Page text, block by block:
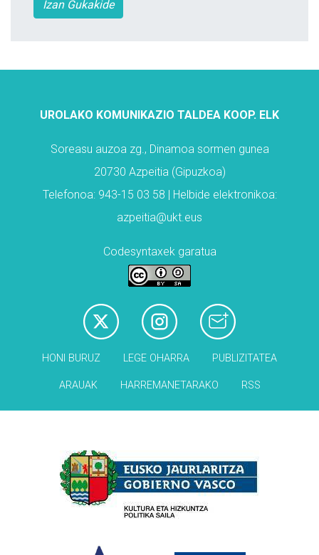
Izan Gukakide
UROLAKO KOMUNIKAZIO TALDEA KOOP. ELK
Soreasu auzoa zg., Dinamoa sormen gunea
20730 Azpeitia (Gipuzkoa)
Telefonoa: 943-15 03 58 | Helbide elektronikoa:
azpeitia@ukt.eus
Codesyntaxek garatua
HONI BURUZ LEGE OHARRA PUBLIZITATEA
ARAUAK HARREMANETARAKO RSS